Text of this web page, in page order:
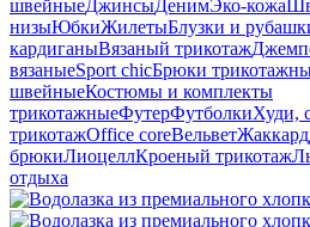
швейныеДжинсыДенимЭко-кожа
низыЮбкиЖилетыБлузки и
кардиганыВязаный трикотаж
вязаныеSport chicБрюки
швейныеКостюмы и комплекты
трикотажныеФутерФутболкиХуди,
трикотажOffice coreВельветЖаккард
брюкиЛиоцеллКроеный трикотаж
отдыха